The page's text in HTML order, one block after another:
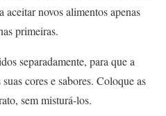
novos alimentos apenas
primeiras.
separadamente, para que a
cores e sabores. Coloque as
sem misturá-los.